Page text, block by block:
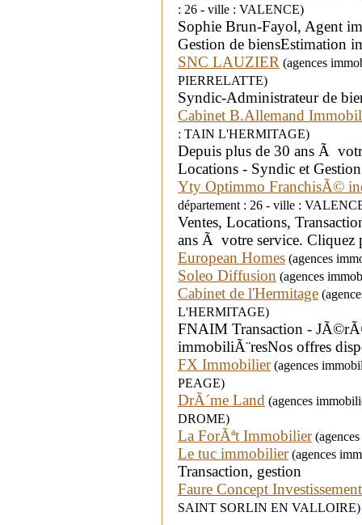
: 26 - ville : VALENCE)
Sophie Brun-Fayol, Agent
Gestion de biensEstimation
SNC LAUZIER (agences
PIERRELATTE)
Syndic-Administrateur de
Cabinet B.Allemand
: TAIN L'HERMITAGE)
Depuis plus de 30 ans Ã
Locations - Syndic et
Yty Optimmo FranchisÃ©
département : 26 - ville :
Ventes, Locations,
ans Ã votre service.
European Homes (agences
Soleo Diffusion (agences
Cabinet de l'Hermitage
L'HERMITAGE)
FNAIM Transaction -
immobiliÃ¨resNos offres
FX Immobilier(agences
PEAGE)
DrÃ´me Land (agences
DROME)
La ForÃªt Immobilier
Le tuc immobilier(agences
Transaction, gestion
Faure Concept
SAINT SORLIN EN VALLOIRE)